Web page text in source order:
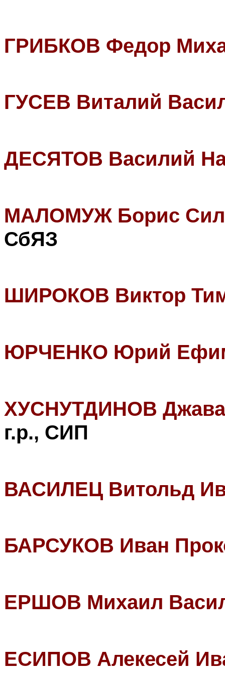
ГРИБКОВ Федор
ГУСЕВ Виталий
ДЕСЯТОВ Василий
МАЛОМУЖ Борис
СбЯЗ
ШИРОКОВ Виктор
ЮРЧЕНКО Юрий
ХУСНУТДИНОВ
г.р., СИП
ВАСИЛЕЦ Витольд
БАРСУКОВ Иван
ЕРШОВ Михаил
ЕСИПОВ Алекесей